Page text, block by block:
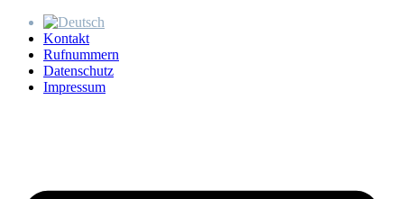
Kontakt
Rufnummern
Datenschutz
Impressum